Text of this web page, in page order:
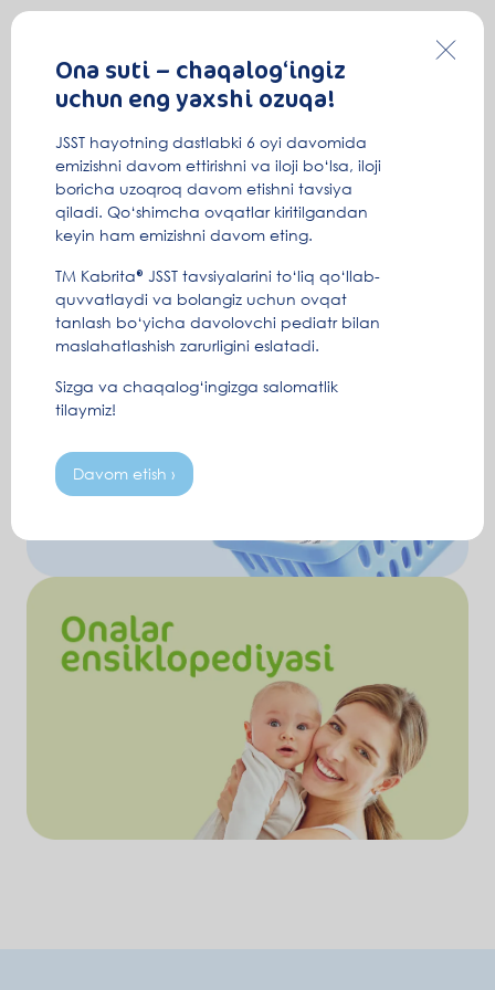
Ona suti – chaqalog‘ingiz
uchun eng yaxshi ozuqa!
JSST hayotning dastlabki 6 oyi davomida
emizishni davom ettirishni va iloji bo‘lsa, iloji
boricha uzoqroq davom etishni tavsiya
qiladi. Qo‘shimcha ovqatlar kiritilgandan
keyin ham emizishni davom eting.
TM Kabrita® JSST tavsiyalarini to‘liq qo‘llab-
quvvatlaydi va bolangiz uchun ovqat
tanlash bo‘yicha davolovchi pediatr bilan
maslahatlashish zarurligini eslatadi.
Sizga va chaqalog‘ingizga salomatlik
tilaymiz!
Davom etish ›